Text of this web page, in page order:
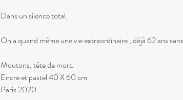
Dans un silence total.
On a quand même une vie extraordinaire , déjà 62 ans
Moutons, tête de mort.
Encre et pastel 40 X 60 cm
Paris 2020